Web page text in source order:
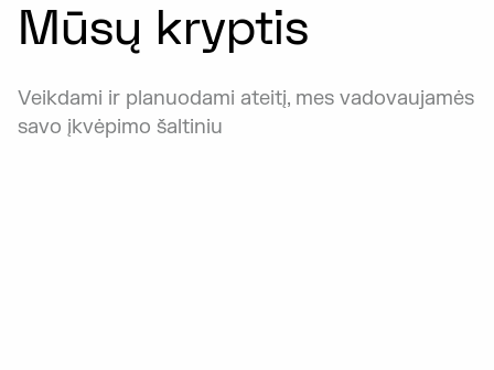
Mūsų kryptis
Veikdami ir planuodami ateitį, mes vadovaujamės
savo įkvėpimo šaltiniu